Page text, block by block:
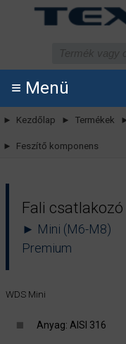
≡ Menü
► Kezdőlap ► Termékek
► Feszítő komponens
Fali
► Mini (M6-M8)
Premium
WDS Mini
Anyag: AISI 316